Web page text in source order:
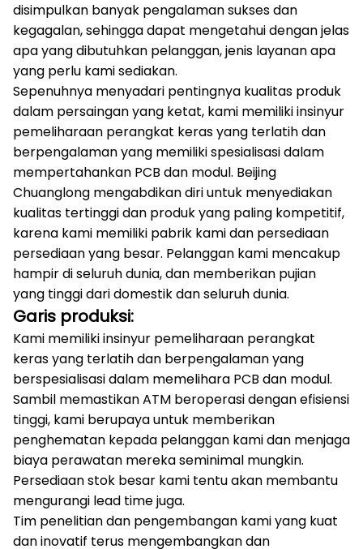
disimpulkan banyak pengalaman sukses dan
kegagalan, sehingga dapat mengetahui dengan jelas
apa yang dibutuhkan pelanggan, jenis layanan apa
yang perlu kami sediakan.
Sepenuhnya menyadari pentingnya kualitas produk
dalam persaingan yang ketat, kami memiliki insinyur
pemeliharaan perangkat keras yang terlatih dan
berpengalaman yang memiliki spesialisasi dalam
mempertahankan PCB dan modul. Beijing
Chuanglong mengabdikan diri untuk menyediakan
kualitas tertinggi dan produk yang paling kompetitif,
karena kami memiliki pabrik kami dan persediaan
persediaan yang besar. Pelanggan kami mencakup
hampir di seluruh dunia, dan memberikan pujian
yang tinggi dari domestik dan seluruh dunia.
Garis produksi:
Kami memiliki insinyur pemeliharaan perangkat
keras yang terlatih dan berpengalaman yang
berspesialisasi dalam memelihara PCB dan modul.
Sambil memastikan ATM beroperasi dengan efisiensi
tinggi, kami berupaya untuk memberikan
penghematan kepada pelanggan kami dan menjaga
biaya perawatan mereka seminimal mungkin.
Persediaan stok besar kami tentu akan membantu
mengurangi lead time juga.
Tim penelitian dan pengembangan kami yang kuat
dan inovatif terus mengembangkan dan